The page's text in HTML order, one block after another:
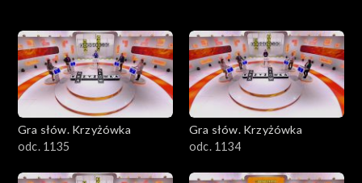
Gra słów. Krzyżówka
odc. 1135
Gra słów. Krzyżówka
odc. 1134